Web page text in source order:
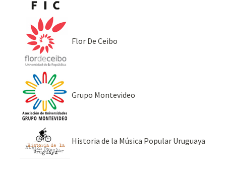
Flor De Ceibo
Grupo Montevideo
Historia de la Música Popular Uruguaya